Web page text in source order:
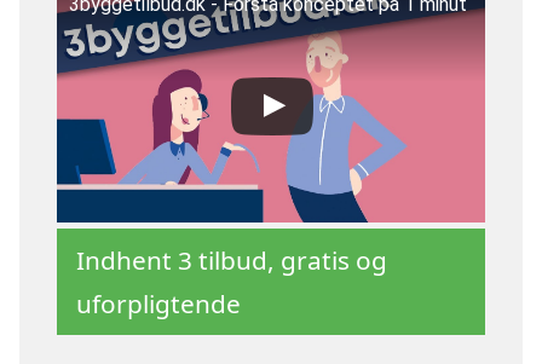
Indhent 3 tilbud, gratis og
uforpligtende